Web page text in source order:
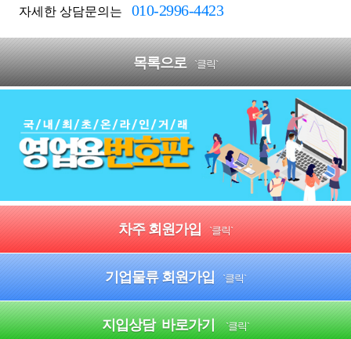
자세한 상담문의는 010-2996-4423
목록으로 `클릭`
차주 회원가입 `클릭`
기업물류 회원가입 `클릭`
지입상담 바로가기 `클릭`